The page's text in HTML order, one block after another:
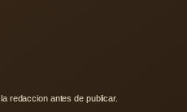
redaccion antes de publicar.